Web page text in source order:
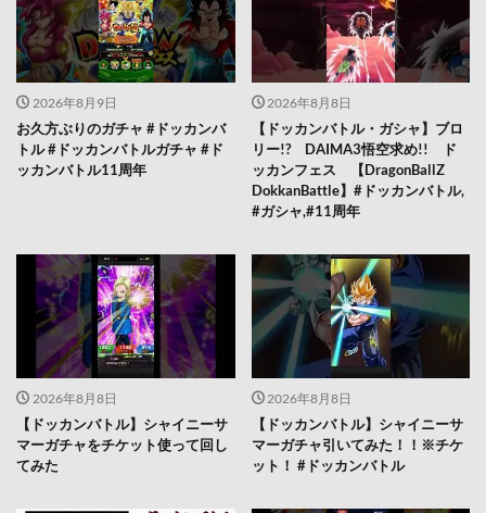
2026年8月9日
お久方ぶりのガチャ #ドッカンバ
トル #ドッカンバトルガチャ #ド
ッカンバトル11周年
2026年8月8日
【ドッカンバトル・ガシャ】ブロ
リー!? DAIMA3悟空求め!! ド
ッカンフェス 【DragonBallZ
DokkanBattle】#ドッカンバトル,
#ガシャ,#11周年
2026年8月8日
【ドッカンバトル】シャイニーサ
マーガチャをチケット使って回し
てみた
2026年8月8日
【ドッカンバトル】シャイニーサ
マーガチャ引いてみた！！※チケ
ット！ #ドッカンバトル